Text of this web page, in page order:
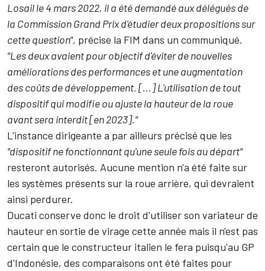
Losail le 4 mars 2022, il a été demandé aux délégués de
la Commission Grand Prix d'étudier deux propositions sur
cette question", précise la FIM dans un communiqué.
"Les deux avaient pour objectif d'éviter de nouvelles
améliorations des performances et une augmentation
des coûts de développement. [...] L'utilisation de tout
dispositif qui modifie ou ajuste la hauteur de la roue
avant sera interdit [en 2023]."
L'instance dirigeante a par ailleurs précisé que les
"dispositif ne fonctionnant qu'une seule fois au départ"
resteront autorisés. Aucune mention n'a été faite sur
les systèmes présents sur la roue arrière, qui devraient
ainsi perdurer.
Ducati conserve donc le droit d'utiliser son variateur de
hauteur en sortie de virage cette année mais il n'est pas
certain que le constructeur italien le fera puisqu'au GP
d'Indonésie, des comparaisons ont été faites pour